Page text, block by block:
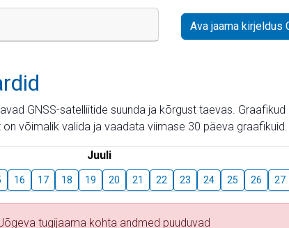
Ava jaama kirjeldus
GNSS-satelliitide suunda ja kõrgust taevas.
võimalik valida ja vaadata viimase 30 päeva graafikuid.
Juuli
16 17 18 19 20 21 22 23 24 25 26 27
tugijaama kohta andmed puuduvad